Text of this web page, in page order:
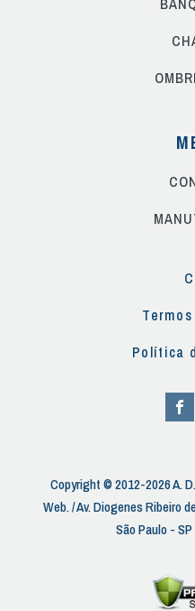
Política
Copyright © 2012-2026 A.
Web. / Av. Diogenes Ribeiro
São Paulo -